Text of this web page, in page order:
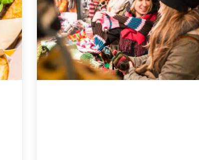
ε
λ
ε
λ
ε
λ
ε
λ
ε
λ